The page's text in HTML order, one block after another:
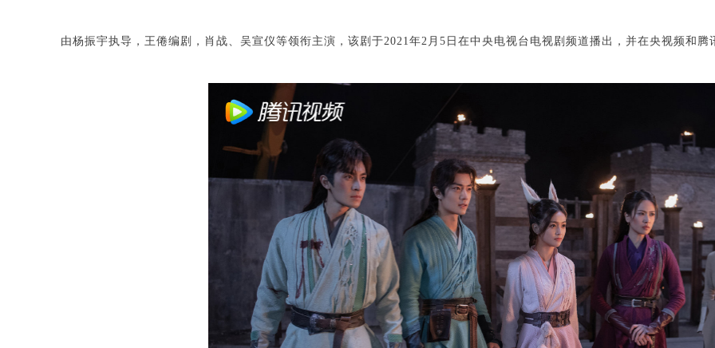
由杨振宇执导，王倦编剧，肖战、吴宣仪等领衔主演，该剧于2021年2月5日在中央电视台电视剧频道播出，并在央视频和